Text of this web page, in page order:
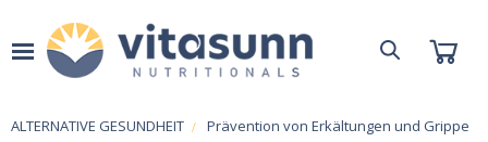
ALTERNATIVE GESUNDHEIT Prävention von Erkältungen und Grippe